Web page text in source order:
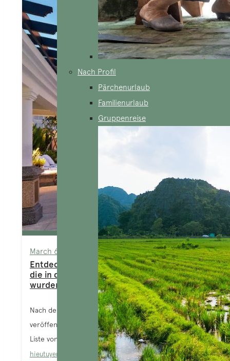
Nach Profil
Pärchenurlaub
Familienurlaub
Gruppenreise
March 6, 2024
Entdecken Sie 10 Luxushotels in Vietnam,
die in den Michelin-Führer aufgenommen
wurden
Nach der Vergabe von Sternen für Restaurants
veröffentlicht der Guide Michelin weiterhin eine
Liste von Luxushotels in Vietnam, die während...
hieutuyen Vietnam-Reiseführer, Wo übernachten?